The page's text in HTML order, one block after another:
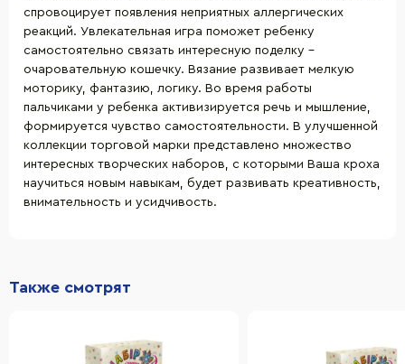
спровоцирует появления неприятных аллергических
реакций. Увлекательная игра поможет ребенку
самостоятельно связать интересную поделку –
очаровательную кошечку. Вязание развивает мелкую
моторику, фантазию, логику. Во время работы
пальчиками у ребенка активизируется речь и мышление,
формируется чувство самостоятельности. В улучшенной
коллекции торговой марки представлено множество
интересных творческих наборов, с которыми Ваша кроха
научиться новым навыкам, будет развивать креативность,
внимательность и усидчивость.
Также смотрят